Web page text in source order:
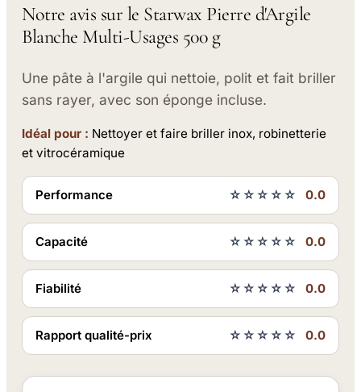
Notre avis sur le Starwax Pierre d'Argile
Blanche Multi-Usages 500 g
Une pâte à l'argile qui nettoie, polit et fait briller
sans rayer, avec son éponge incluse.
Idéal pour : Nettoyer et faire briller inox, robinetterie
et vitrocéramique
Performance ☆☆☆☆☆ 0.0
Capacité ☆☆☆☆☆ 0.0
Fiabilité ☆☆☆☆☆ 0.0
Rapport qualité-prix ☆☆☆☆☆ 0.0